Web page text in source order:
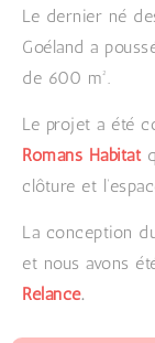
Le dernier né
Goéland a
de 600 m².
Le projet a été
Romans Habitat
clôture et
La conception
et nous avons
Relance.